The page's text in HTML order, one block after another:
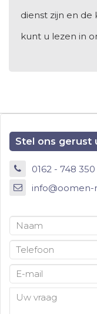
dienst zijn en de
kunt u lezen in
Stel ons gerust
0162 - 748 350
info@oomen-